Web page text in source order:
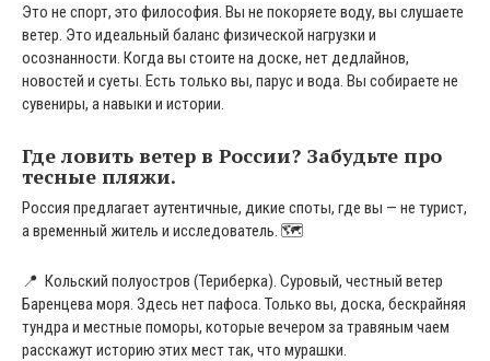
Это не спорт, это философия. Вы не покоряете воду, вы слушаете
ветер. Это идеальный баланс физической нагрузки и
осознанности. Когда вы стоите на доске, нет дедлайнов,
новостей и суеты. Есть только вы, парус и вода. Вы собираете не
сувениры, а навыки и истории.
Где ловить ветер в России? Забудьте про
тесные пляжи.
Россия предлагает аутентичные, дикие споты, где вы — не турист,
а временный житель и исследователь. 🗺️
📍 Кольский полуостров (Териберка). Суровый, честный ветер
Баренцева моря. Здесь нет пафоса. Только вы, доска, бескрайняя
тундра и местные поморы, которые вечером за травяным чаем
расскажут историю этих мест так, что мурашки.